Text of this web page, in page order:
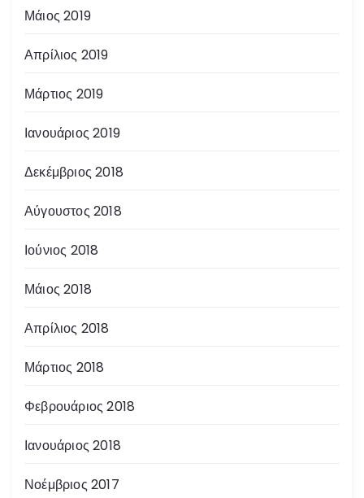
Μάιος 2019
Απρίλιος 2019
Μάρτιος 2019
Ιανουάριος 2019
Δεκέμβριος 2018
Αύγουστος 2018
Ιούνιος 2018
Μάιος 2018
Απρίλιος 2018
Μάρτιος 2018
Φεβρουάριος 2018
Ιανουάριος 2018
Νοέμβριος 2017